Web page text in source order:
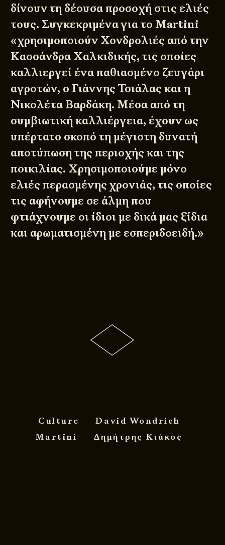
δίνουν τη δέουσα προσοχή στις ελιές
τους. Συγκεκριμένα για το Martini
«χρησιμοποιούν Χονδρολιές από την
Κασσάνδρα Χαλκιδικής, τις οποίες
καλλιεργεί ένα παθιασμένο ζευγάρι
αγροτών, ο Γιάννης Τσιάλας και η
Νικολέτα Βαρδάκη. Μέσα από τη
συμβιωτική καλλιέργεια, έχουν ως
υπέρτατο σκοπό τη μέγιστη δυνατή
αποτύπωση της περιοχής και της
ποικιλίας. Χρησιμοποιούμε μόνο
ελιές περασμένης χρονιάς, τις οποίες
τις αφήνουμε σε άλμη που
φτιάχνουμε οι ίδιοι με δικά μας ξίδια
και αρωματισμένη με εσπεριδοειδή.»
Culture
David Wondrich
Martini
Δημήτρης Κιάκος